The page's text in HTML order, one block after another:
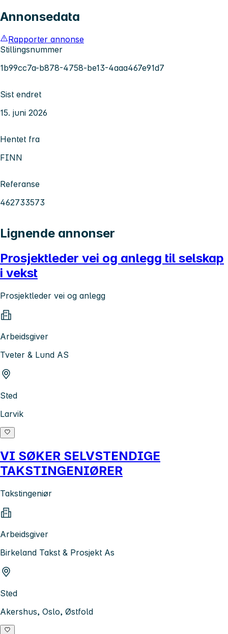
Annonsedata
Rapporter annonse
Stillingsnummer
1b99cc7a-b878-4758-be13-4aaa467e91d7
Sist endret
15. juni 2026
Hentet fra
FINN
Referanse
462733573
Lignende annonser
Prosjektleder vei og anlegg til selskap
i vekst
Prosjektleder vei og anlegg
Arbeidsgiver
Tveter & Lund AS
Sted
Larvik
VI SØKER SELVSTENDIGE
TAKSTINGENIØRER
Takstingeniør
Arbeidsgiver
Birkeland Takst & Prosjekt As
Sted
Akershus, Oslo, Østfold